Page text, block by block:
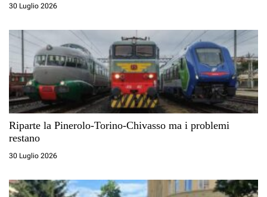
30 Luglio 2026
Riparte la Pinerolo-Torino-Chivasso ma i problemi
restano
30 Luglio 2026